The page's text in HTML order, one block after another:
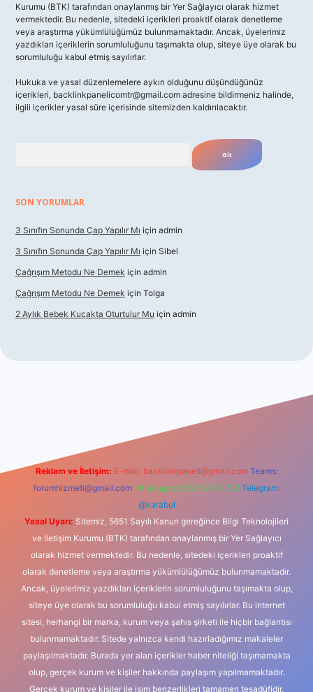
Kurumu (BTK) tarafından onaylanmış bir Yer Sağlayıcı olarak hizmet
vermektedir. Bu nedenle, sitedeki içerikleri proaktif olarak denetleme
veya araştırma yükümlülüğümüz bulunmamaktadır. Ancak, üyelerimiz
yazdıkları içeriklerin sorumluluğunu taşımakta olup, siteye üye olarak bu
sorumluluğu kabul etmiş sayılırlar.
Hukuka ve yasal düzenlemelere aykırı olduğunu düşündüğünüz
içerikleri, backlinkpanelicomtr@gmail.com adresine bildirmeniz halinde,
ilgili içerikler yasal süre içerisinde sitemizden kaldırılacaktır.
SON YORUMLAR
3 Sınıfın Sonunda Çap Yapılır Mı için admin
3 Sınıfın Sonunda Çap Yapılır Mı için Sibel
Çağrışım Metodu Ne Demek için admin
Çağrışım Metodu Ne Demek için Tolga
2 Aylık Bebek Kucakta Oturtulur Mu için admin
Reklam ve İletişim: E-mail: backlinkpaneli@gmail.com Teams:
forumhizmeti@gmail.com Whatsapp: 0262 606 0 726 Telegram:
@karabul
Yasal Uyarı: Sitemiz, 5651 Sayılı Kanun gereğince Bilgi Teknolojileri
ve İletişim Kurumu (BTK) tarafından onaylanmış bir Yer Sağlayıcı
olarak hizmet vermektedir. Bu nedenle, sitedeki içerikleri proaktif
olarak denetleme veya araştırma yükümlülüğümüz bulunmamaktadır.
Ancak, üyelerimiz yazdıkları içeriklerin sorumluluğunu taşımakta olup,
siteye üye olarak bu sorumluluğu kabul etmiş sayılırlar. Bu internet
sitesi, herhangi bir marka, kurum veya şahıs şirketi ile hiçbir bağlantısı
bulunmamaktadır. Sitede yalnızca kendi hazırladığımız makaleler
paylaşılmaktadır. Burada yer alan içerikler haber niteliği taşımamakta
olup, gerçek kurum ve kişiler hakkında paylaşım yapılmamaktadır.
Gerçek kurum ve kişiler ile isim benzerlikleri tamamen tesadüfidir.